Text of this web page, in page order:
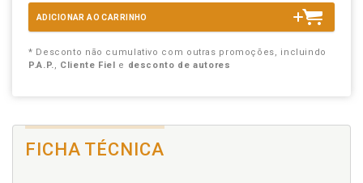
ADICIONAR AO CARRINHO
* Desconto não cumulativo com outras promoções, incluindo
P.A.P., Cliente Fiel e desconto de autores
FICHA TÉCNICA